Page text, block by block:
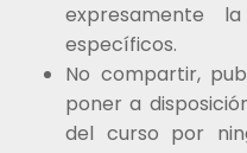
expresamente
específicos.
No compartir,
poner a
del curso por